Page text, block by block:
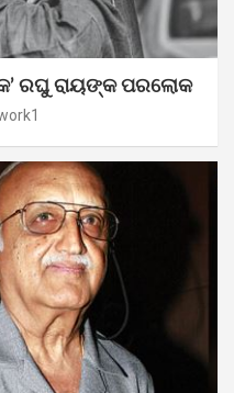
ରଘୁ ରାୟଙ୍କ ପରଲୋକ